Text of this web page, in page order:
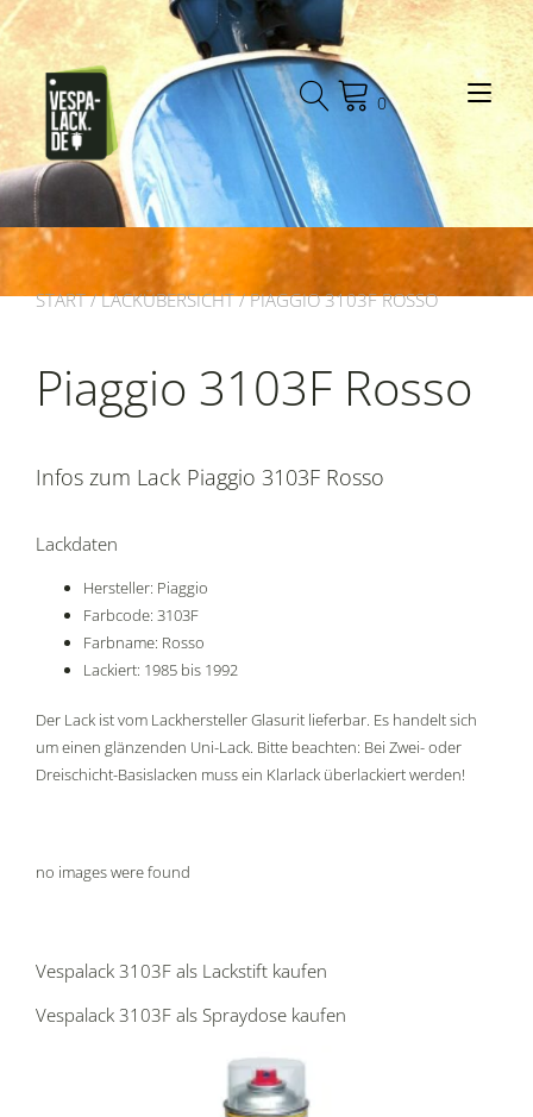
Zum
Inhalt
springen
0
START/LACKÜBERSICHT/ PIAGGIO 3103F ROSSO
Piaggio 3103F Rosso
Infos zum Lack Piaggio 3103F Rosso
Lackdaten
Hersteller: Piaggio
Farbcode: 3103F
Farbname: Rosso
Lackiert: 1985 bis 1992
Der Lack ist vom Lackhersteller Glasurit lieferbar. Es handelt sich
um einen glänzenden Uni-Lack. Bitte beachten: Bei Zwei- oder
Dreischicht-Basislacken muss ein Klarlack überlackiert werden!
no images were found
Vespalack 3103F als Lackstift kaufen
Vespalack 3103F als Spraydose kaufen